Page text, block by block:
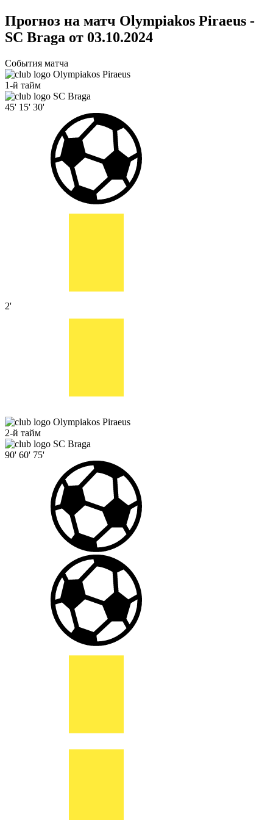
Прогноз на матч Olympiakos Piraeus -
SC Braga от 03.10.2024
События матча
Olympiakos Piraeus
1-й тайм
SC Braga
45' 15' 30'
2'
Olympiakos Piraeus
2-й тайм
SC Braga
90' 60' 75'